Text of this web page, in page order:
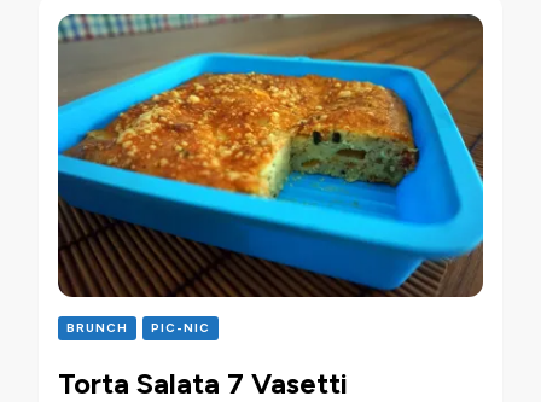
BRUNCH PIC-NIC
Torta Salata 7 Vasetti